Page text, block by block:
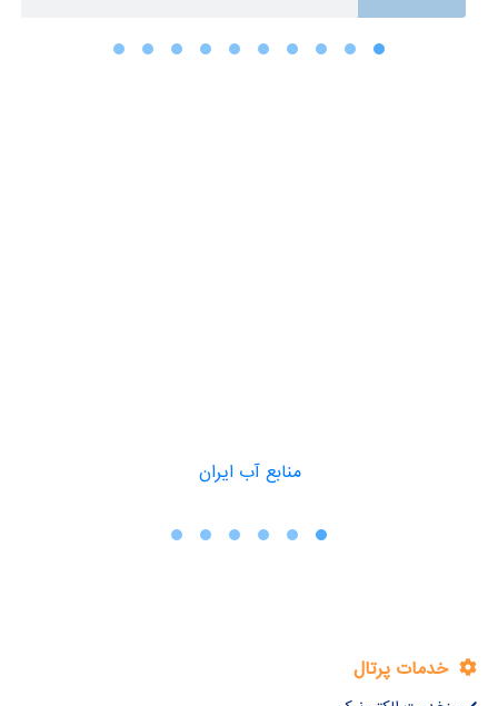
منابع آب ایران
خدمات پرتال